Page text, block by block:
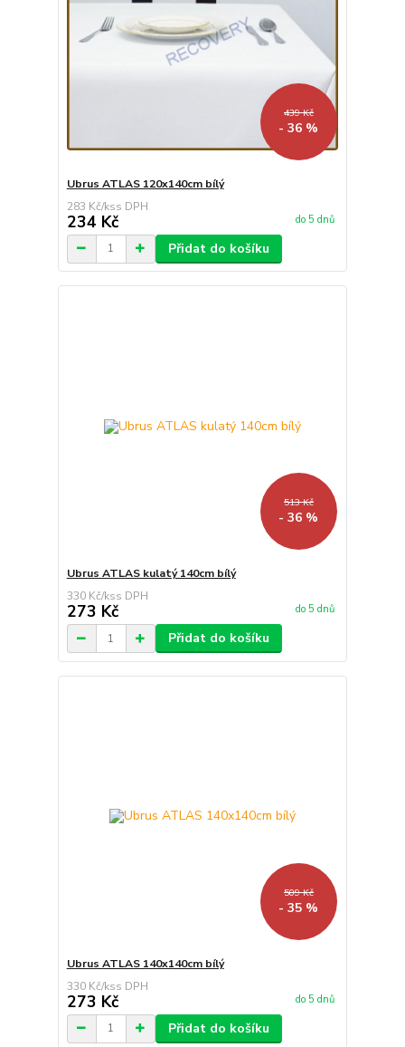
439 Kč
- 36 %
Ubrus ATLAS 120x140cm bílý
283 Kč/ks
234 Kč do 5 dnů
Přidat do košíku
513 Kč
- 36 %
Ubrus ATLAS kulatý 140cm bílý
330 Kč/ks
273 Kč do 5 dnů
Přidat do košíku
509 Kč
- 35 %
Ubrus ATLAS 140x140cm bílý
330 Kč/ks
273 Kč do 5 dnů
Přidat do košíku